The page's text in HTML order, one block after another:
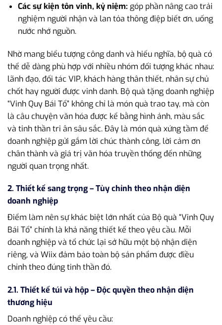
Các sự kiện tôn vinh, kỷ niệm: góp phần nâng cao trải
nghiệm người nhận và lan tỏa thông điệp biết ơn, uống
nước nhớ nguồn.
Nhờ mang biểu tượng công danh và hiếu nghĩa, bộ quà có
thể dễ dàng phù hợp với nhiều nhóm đối tượng khác nhau:
lãnh đạo, đối tác VIP, khách hàng thân thiết, nhân sự chủ
chốt hay người được vinh danh. Bộ quà tặng doanh nghiệp
“Vinh Quy Bái Tổ” không chỉ là món quà trao tay, mà còn
là câu chuyện văn hóa được kể bằng hình ảnh, màu sắc
và tinh thần tri ân sâu sắc. Đây là món quà xứng tầm để
doanh nghiệp gửi gắm lời chúc thành công, lời cảm ơn
chân thành và giá trị văn hóa truyền thống đến những
người quan trọng nhất.
2. Thiết kế sang trọng – Tùy chỉnh theo nhận diện
doanh nghiệp
Điểm làm nên sự khác biệt lớn nhất của Bộ quà “Vinh Quy
Bái Tổ” chính là khả năng thiết kế theo yêu cầu. Mỗi
doanh nghiệp và tổ chức lại sở hữu một bộ nhận diện
riêng, và Wiix đảm bảo toàn bộ sản phẩm được điều
chỉnh theo đúng tinh thần đó.
2.1. Thiết kế túi và hộp – Độc quyền theo nhận diện
thương hiệu
Doanh nghiệp có thể yêu cầu: